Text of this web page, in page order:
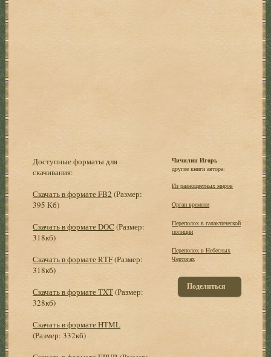
Доступные форматы для
скачивания:
Скачать в формате FB2 (Размер:
395 Кб)
Скачать в формате DOC (Размер:
318кб)
Скачать в формате RTF(Размер:
318кб)
Скачать в формате TXT(Размер:
328кб)
Скачать в формате HTML
(Размер: 332кб)
Чичилин Игорь
другие книги автора:
Из разноцветных миров
Орган времени
Переполох в галактической
полиции
Переполох в Небесных
Чертогах
Поделиться